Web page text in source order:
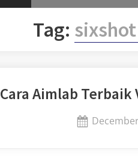
Tag:
Cara Aimlab
Posted